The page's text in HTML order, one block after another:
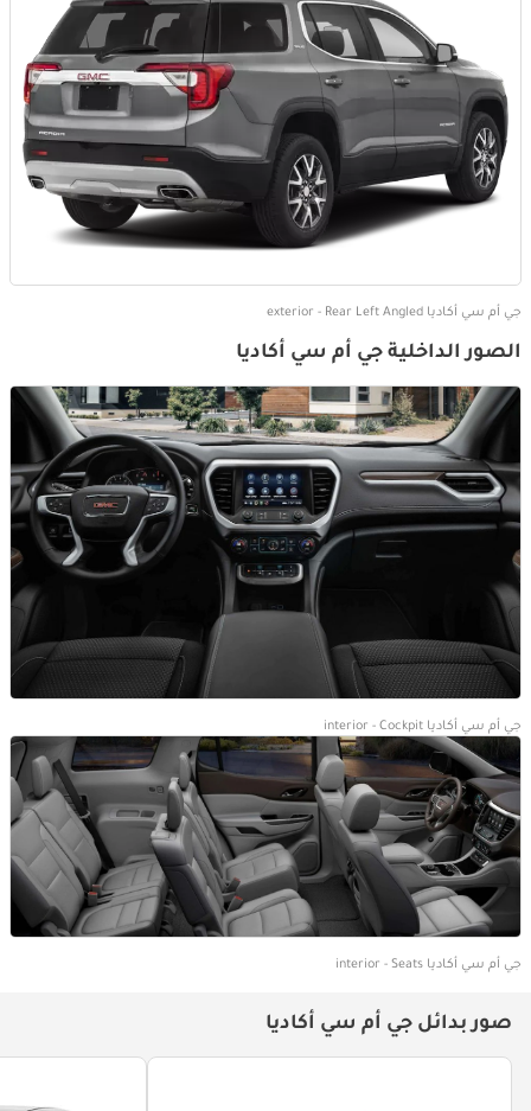
جي أم سي أكاديا exterior - Rear Left Angled
الصور الداخلية جي أم سي أكاديا
جي أم سي أكاديا interior - Cockpit
جي أم سي أكاديا interior - Seats
صور بدائل جي أم سي أكاديا